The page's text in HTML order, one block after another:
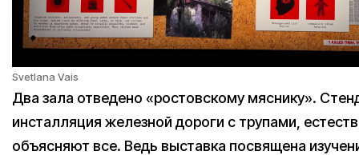
Svetlana Vais
Два зала отведено «ростовскому мяснику».
инсталляция железной дороги с трупами,
объясняют все. Ведь выставка посвящена